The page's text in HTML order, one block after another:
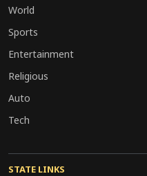
World
Sports
Entertainment
Religious
Auto
Tech
STATE LINKS